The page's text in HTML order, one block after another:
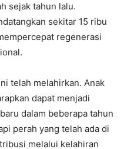
sejak tahun lalu.
sekitar 15 ribu
regenerasi
telah melahirkan. Anak
dapat menjadi
dalam beberapa tahun
perah yang telah ada di
melalui kelahiran